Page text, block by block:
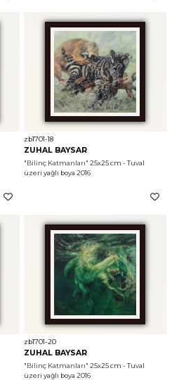
zb1701-18
ZUHAL BAYSAR
"Bilinç Katmanları" 25x25 cm - Tuval
üzeri yağlı boya 2016
zb1701-20
ZUHAL BAYSAR
"Bilinç Katmanları" 25x25 cm - Tuval
üzeri yağlı boya 2016